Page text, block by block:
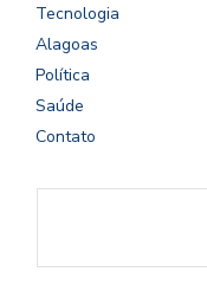
Tecnologia
Alagoas
Política
Saúde
Contato